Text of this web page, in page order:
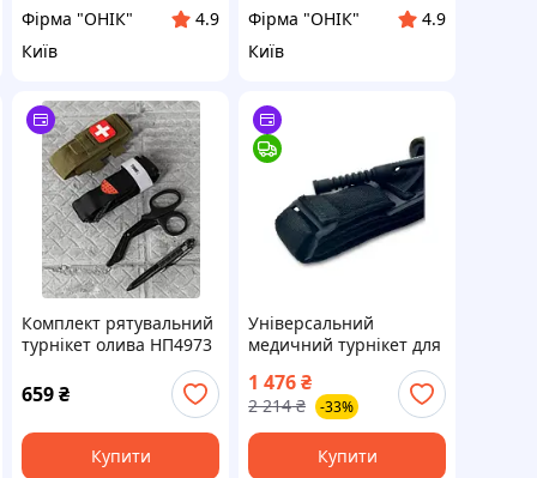
Фірма "ОНІК"
4.9
Київ
Фірма "ОНІК"
4.9
Київ
Комплект рятувальний
турнікет олива НП4973
659₴
Купити
Універсальний
медичний турнікет для
джгут для першої
допомоги в екстрених
ситуаціях 94 см FLAME
1 476₴
2 214 ₴ -33%
Купити